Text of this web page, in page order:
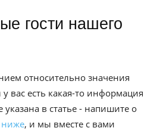
относительно значения
вас есть какая-то информация
в статье - напишите о
ниже, и мы вместе с вами